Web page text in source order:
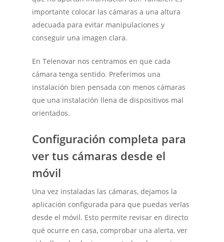
importante colocar las cámaras a una altura
adecuada para evitar manipulaciones y
conseguir una imagen clara.
En Telenovar nos centramos en que cada
cámara tenga sentido. Preferimos una
instalación bien pensada con menos cámaras
que una instalación llena de dispositivos mal
orientados.
Configuración completa para
ver tus cámaras desde el
móvil
Una vez instaladas las cámaras, dejamos la
aplicación configurada para que puedas verlas
desde el móvil. Esto permite revisar en directo
qué ocurre en casa, comprobar una alerta, ver